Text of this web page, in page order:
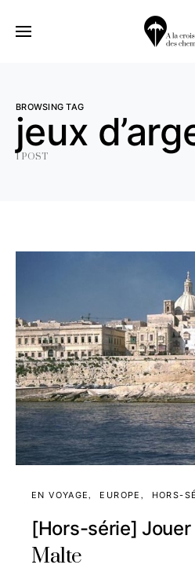
BROWSING TAG
jeux
1 POST
EN VOYAGE EUROPE HORS-
[Hors-série] Jouer
Malte